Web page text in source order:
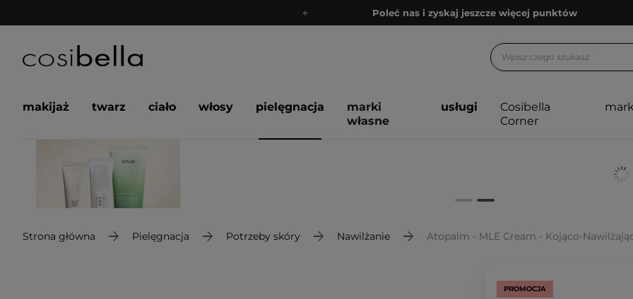
Poleć nas i zyskaj jeszcze więcej punktów
Bezpłatne konsultacje kosmetologiczne
Poleć nas i zyskaj jeszcze więcej punktów
makijaż twarz ciało włosy pielęgnacja
marki
własne
usługi
Cosibella
Corner
Strona główna Pielęgnacja Potrzeby skóry Nawilżanie Atopalm - MLE Cream - Kojąco-
PROMOCJA